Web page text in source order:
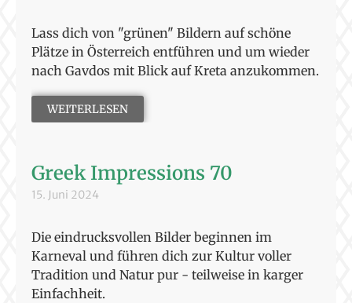
Lass dich von "grünen" Bildern auf schöne
Plätze in Österreich entführen und um wieder
nach Gavdos mit Blick auf Kreta anzukommen.
WEITERLESEN
Greek Impressions 70
15. Juni 2024
Die eindrucksvollen Bilder beginnen im
Karneval und führen dich zur Kultur voller
Tradition und Natur pur - teilweise in karger
Einfachheit.